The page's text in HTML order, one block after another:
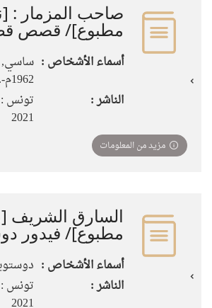
صاحب المزمار :
مطبوع]‏‏‏‏‏‏‏‏‏‏/ ‏قصص
أسماء الأشخاص :
الناشر :
تونس :
مزيد من المعلومات
السارق الشريف
مطبوع]‏‏‏‏‏‏‏/ ‏فيدور
أسماء الأشخاص :
الناشر :
تونس :